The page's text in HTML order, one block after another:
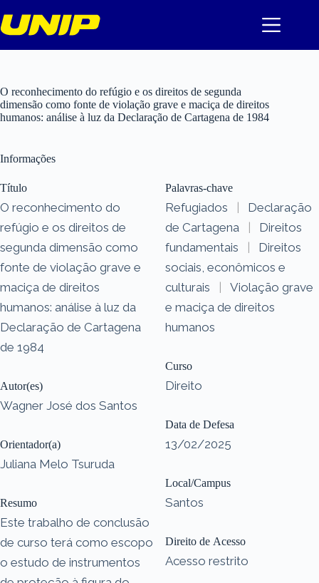
para
o
O reconhecimento do refúgio e os direitos de segunda
dimensão como fonte de violação grave e maciça de direitos
humanos: análise à luz da Declaração de Cartagena de 1984
Informações
Título
O reconhecimento do
refúgio e os direitos de
segunda dimensão como
fonte de violação grave e
maciça de direitos
humanos: análise à luz da
Declaração de Cartagena
de 1984
Autor(es)
Wagner José dos Santos
Orientador(a)
Juliana Melo Tsuruda
Resumo
Este trabalho de conclusão
de curso terá como escopo
o estudo de instrumentos
Palavras-chave
Refugiados |
Declaração
de Cartagena
|
Direitos
fundamentais
|
Direitos
sociais, econômicos e
culturais
|
Violação grave
e maciça de direitos
humanos
Curso
Direito
Data de Defesa
13/02/2025
Local/Campus
Santos
Direito de Acesso
Acesso restrito